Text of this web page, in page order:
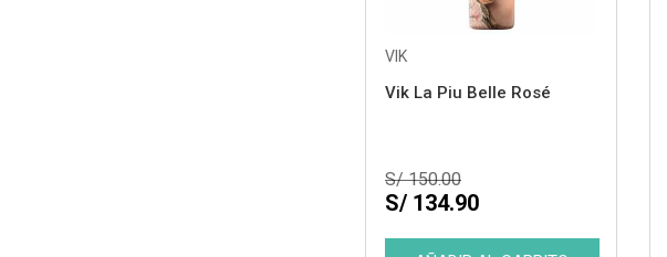
VIK
Vik La Piu Belle Rosé
S/ 150.00
S/ 134.90